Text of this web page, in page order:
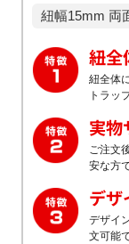
紐幅15mm 両
紐全
紐全体
トラッ
実物
ご注文
安な方
デザ
デザイ
文可能